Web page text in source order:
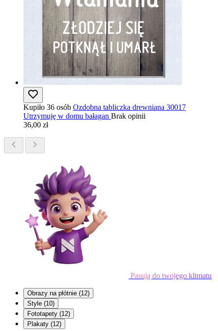
Kupiło 36 osób Ozdobna tabliczka drewniana 30017
Utrzymuję w domu bałagan Brak opinii
36,00 zł
Pasują do twojego klimatu
Obrazy na płótnie (12)
Style (10)
Fototapety (12)
Plakaty (12)